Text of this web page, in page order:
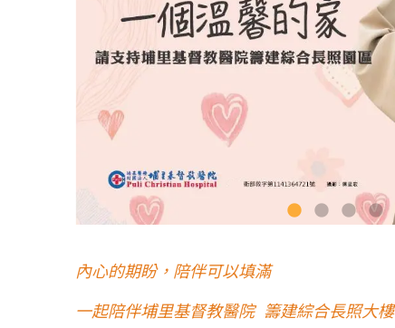
內心的期盼，陪伴可以填滿
一起陪伴埔里基督教醫院 籌建綜合長照大樓